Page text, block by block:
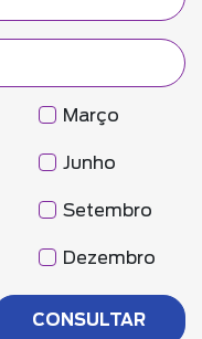
Março
Junho
Setembro
Dezembro